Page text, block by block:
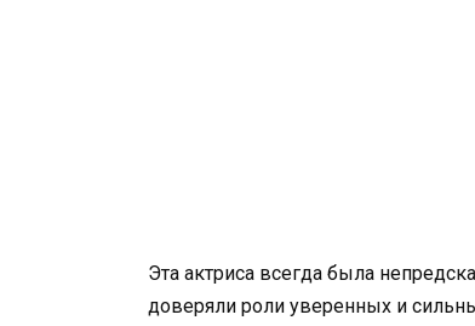
Эта актриса всегда была
доверяли роли уверенных и